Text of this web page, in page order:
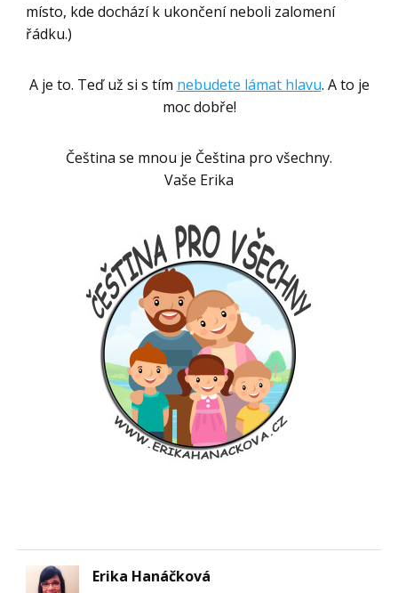
místo, kde dochází k ukončení neboli zalomení
řádku.)
A je to. Teď už si s tím nebudete lámat hlavu. A to je
moc dobře!
Čeština se mnou je Čeština pro všechny.
Vaše Erika
Erika Hanáčková